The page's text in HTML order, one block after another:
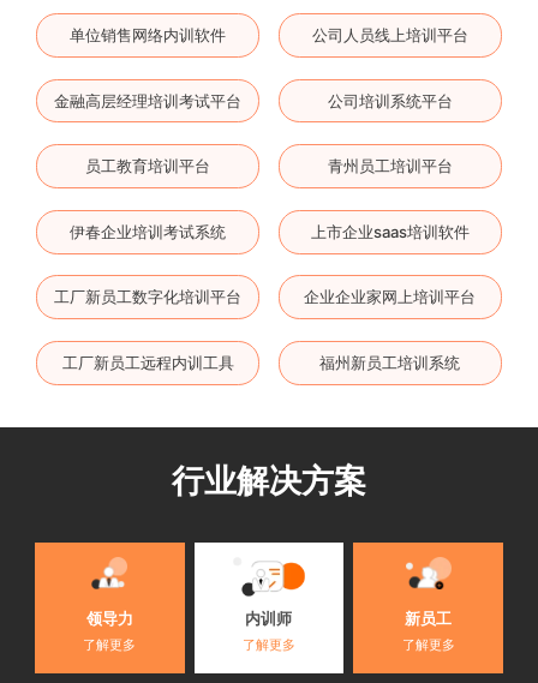
单位销售网络内训软件 公司人员线上培训平台
金融高层经理培训考试平台 公司培训系统平台
员工教育培训平台 青州员工培训平台
伊春企业培训考试系统 上市企业saas培训软件
工厂新员工数字化培训平台 企业企业家网上培训平台
工厂新员工远程内训工具 福州新员工培训系统
行业解决方案
领导力
了解更多
内训师
了解更多
新员工
了解更多